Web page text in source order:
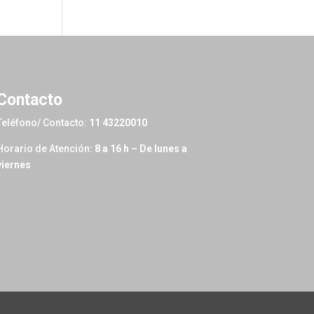
Contacto: 11 43220010
de Atención: 8 a 16 h – De lunes a